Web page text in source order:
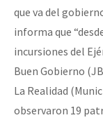
Otras secciones
Semillero Guerra
la naturaleza bajo
Libros para
que va del
informa que
incursiones del
Buen Gobierno
La Realidad
observaron 19